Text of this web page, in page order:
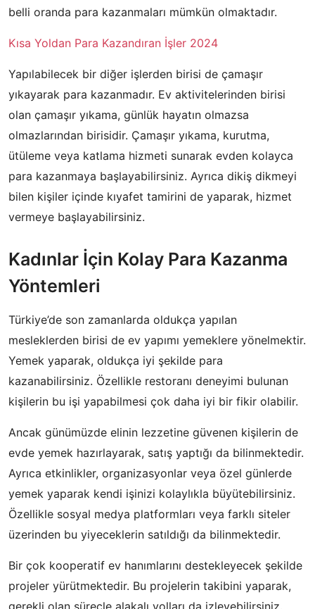
belli oranda para kazanmaları mümkün olmaktadır.
Kısa Yoldan Para Kazandıran İşler 2024
Yapılabilecek bir diğer işlerden birisi de çamaşır
yıkayarak para kazanmadır. Ev aktivitelerinden birisi
olan çamaşır yıkama, günlük hayatın olmazsa
olmazlarından birisidir. Çamaşır yıkama, kurutma,
ütüleme veya katlama hizmeti sunarak evden kolayca
para kazanmaya başlayabilirsiniz. Ayrıca dikiş dikmeyi
bilen kişiler içinde kıyafet tamirini de yaparak, hizmet
vermeye başlayabilirsiniz.
Kadınlar İçin Kolay Para Kazanma
Yöntemleri
Türkiye’de son zamanlarda oldukça yapılan
mesleklerden birisi de ev yapımı yemeklere yönelmektir.
Yemek yaparak, oldukça iyi şekilde para
kazanabilirsiniz. Özellikle restoranı deneyimi bulunan
kişilerin bu işi yapabilmesi çok daha iyi bir fikir olabilir.
Ancak günümüzde elinin lezzetine güvenen kişilerin de
evde yemek hazırlayarak, satış yaptığı da bilinmektedir.
Ayrıca etkinlikler, organizasyonlar veya özel günlerde
yemek yaparak kendi işinizi kolaylıkla büyütebilirsiniz.
Özellikle sosyal medya platformları veya farklı siteler
üzerinden bu yiyeceklerin satıldığı da bilinmektedir.
Bir çok kooperatif ev hanımlarını destekleyecek şekilde
projeler yürütmektedir. Bu projelerin takibini yaparak,